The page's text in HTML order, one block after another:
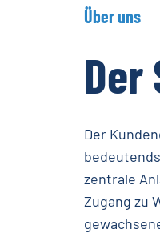
Überuns
Der
Der
zentrale
Zugang zu